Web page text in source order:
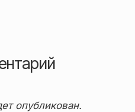
опубликован.